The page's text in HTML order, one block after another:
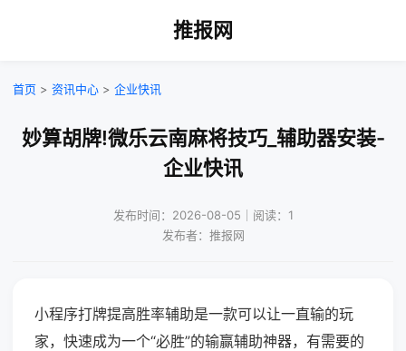
推报网
首页 > 资讯中心 > 企业快讯
妙算胡牌!微乐云南麻将技巧_辅助器安装-
企业快讯
发布时间：2026-08-05｜阅读：1
发布者：推报网
小程序打牌提高胜率辅助是一款可以让一直输的玩
家，快速成为一个“必胜”的输赢辅助神器，有需要的